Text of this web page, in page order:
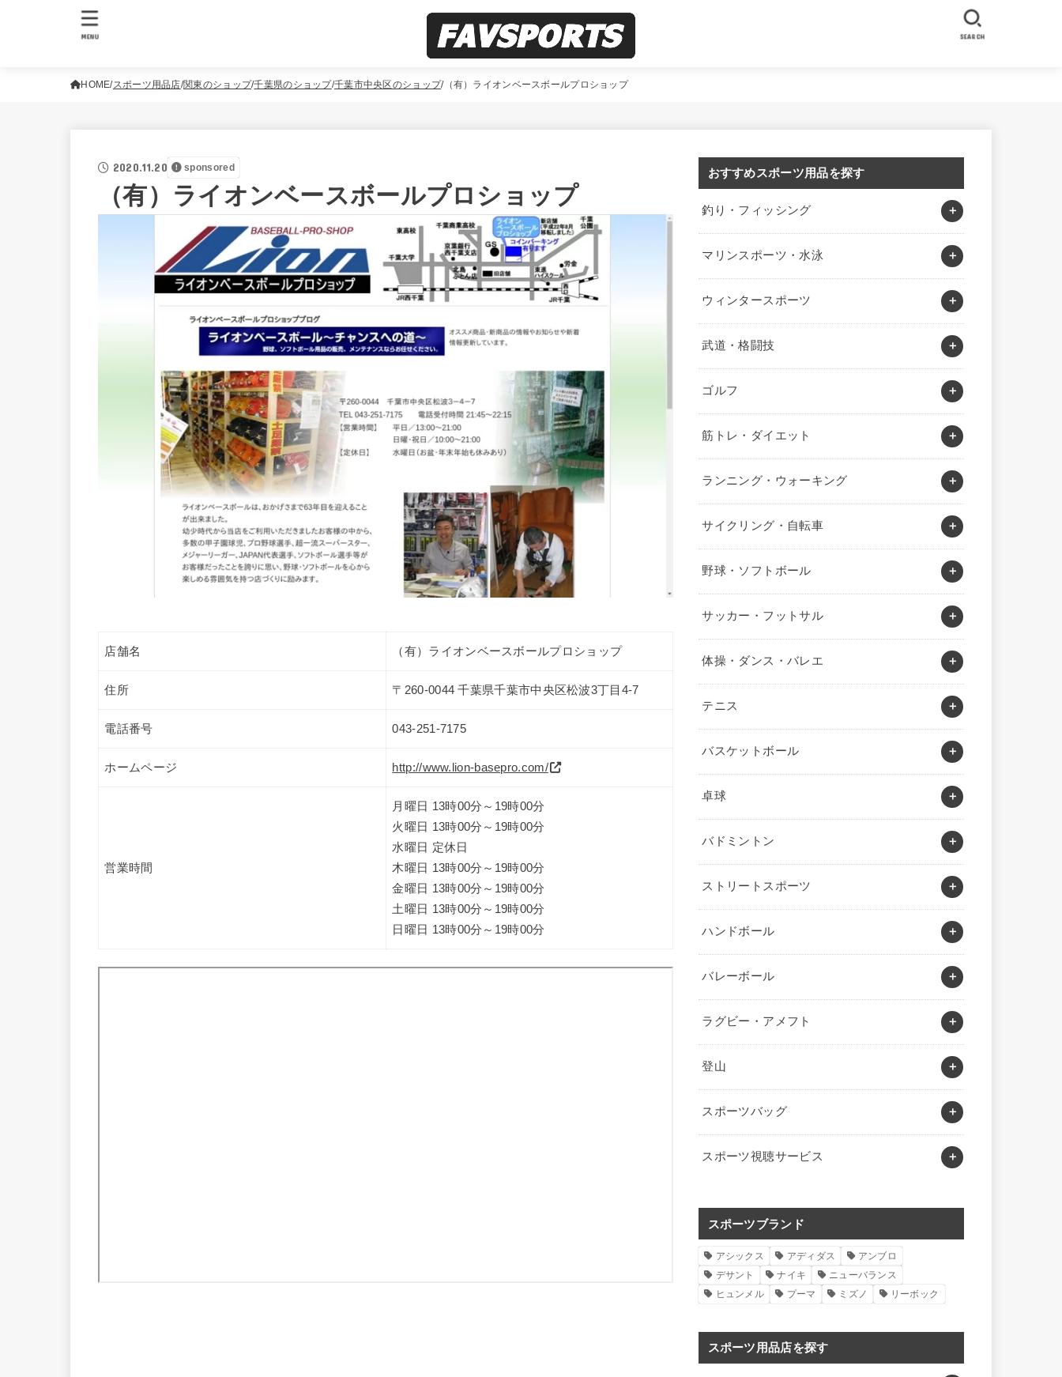
SEARCH
MENU
HOME スポーツ用品店 関東のショップ 千葉県のショップ 千葉市中央区のショップ （有）ライオンベースボールプロショップ
2020.11.20 sponsored
（有）ライオンベースボールプロショップ
店舗名 （有）ライオンベースボールプロショップ
住所 〒260-0044 千葉県千葉市中央区松波3丁目4-7
電話番号 043-251-7175
ホームページ http://www.lion-basepro.com/
営業時間
月曜日 13時00分～19時00分
火曜日 13時00分～19時00分
水曜日 定休日
木曜日 13時00分～19時00分
金曜日 13時00分～19時00分
土曜日 13時00分～19時00分
日曜日 13時00分～19時00分
おすすめスポーツ用品を探す
釣り・フィッシング
マリンスポーツ・水泳
ウィンタースポーツ
武道・格闘技
ゴルフ
筋トレ・ダイエット
ランニング・ウォーキング
サイクリング・自転車
野球・ソフトボール
サッカー・フットサル
体操・ダンス・バレエ
テニス
バスケットボール
卓球
バドミントン
ストリートスポーツ
ハンドボール
バレーボール
ラグビー・アメフト
登山
スポーツバッグ
スポーツ視聴サービス
スポーツブランド
アシックス アディダス
アンブロ
デサント
ナイキ
ニューバランス
ヒュンメル
プーマ ミズノ リーボック
スポーツ用品店を探す